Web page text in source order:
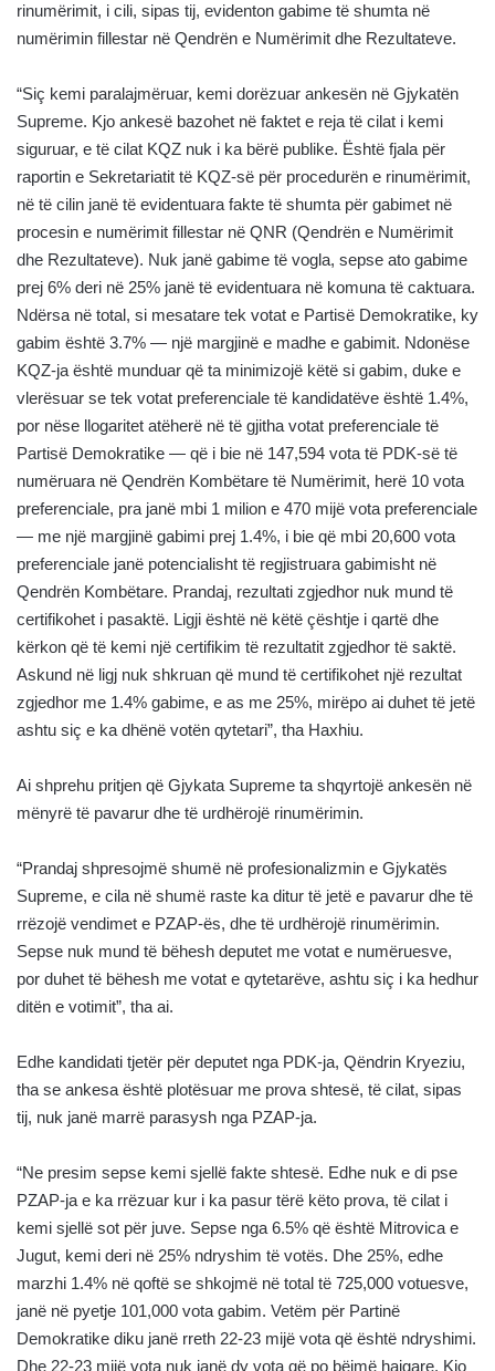
rinumërimit, i cili, sipas tij, evidenton gabime të shumta në
numërimin fillestar në Qendrën e Numërimit dhe Rezultateve.
“Siç kemi paralajmëruar, kemi dorëzuar ankesën në Gjykatën
Supreme. Kjo ankesë bazohet në faktet e reja të cilat i kemi
siguruar, e të cilat KQZ nuk i ka bërë publike. Është fjala për
raportin e Sekretariatit të KQZ-së për procedurën e rinumërimit,
në të cilin janë të evidentuara fakte të shumta për gabimet në
procesin e numërimit fillestar në QNR (Qendrën e Numërimit
dhe Rezultateve). Nuk janë gabime të vogla, sepse ato gabime
prej 6% deri në 25% janë të evidentuara në komuna të caktuara.
Ndërsa në total, si mesatare tek votat e Partisë Demokratike, ky
gabim është 3.7% — një margjinë e madhe e gabimit. Ndonëse
KQZ-ja është munduar që ta minimizojë këtë si gabim, duke e
vlerësuar se tek votat preferenciale të kandidatëve është 1.4%,
por nëse llogaritet atëherë në të gjitha votat preferenciale të
Partisë Demokratike — që i bie në 147,594 vota të PDK-së të
numëruara në Qendrën Kombëtare të Numërimit, herë 10 vota
preferenciale, pra janë mbi 1 milion e 470 mijë vota preferenciale
— me një margjinë gabimi prej 1.4%, i bie që mbi 20,600 vota
preferenciale janë potencialisht të regjistruara gabimisht në
Qendrën Kombëtare. Prandaj, rezultati zgjedhor nuk mund të
certifikohet i pasaktë. Ligji është në këtë çështje i qartë dhe
kërkon që të kemi një certifikim të rezultatit zgjedhor të saktë.
Askund në ligj nuk shkruan që mund të certifikohet një rezultat
zgjedhor me 1.4% gabime, e as me 25%, mirëpo ai duhet të jetë
ashtu siç e ka dhënë votën qytetari”, tha Haxhiu.
Ai shprehu pritjen që Gjykata Supreme ta shqyrtojë ankesën në
mënyrë të pavarur dhe të urdhërojë rinumërimin.
“Prandaj shpresojmë shumë në profesionalizmin e Gjykatës
Supreme, e cila në shumë raste ka ditur të jetë e pavarur dhe të
rrëzojë vendimet e PZAP-ës, dhe të urdhërojë rinumërimin.
Sepse nuk mund të bëhesh deputet me votat e numëruesve,
por duhet të bëhesh me votat e qytetarëve, ashtu siç i ka hedhur
ditën e votimit”, tha ai.
Edhe kandidati tjetër për deputet nga PDK-ja, Qëndrin Kryeziu,
tha se ankesa është plotësuar me prova shtesë, të cilat, sipas
tij, nuk janë marrë parasysh nga PZAP-ja.
“Ne presim sepse kemi sjellë fakte shtesë. Edhe nuk e di pse
PZAP-ja e ka rrëzuar kur i ka pasur tërë këto prova, të cilat i
kemi sjellë sot për juve. Sepse nga 6.5% që është Mitrovica e
Jugut, kemi deri në 25% ndryshim të votës. Dhe 25%, edhe
marzhi 1.4% në qoftë se shkojmë në total të 725,000 votuesve,
janë në pyetje 101,000 vota gabim. Vetëm për Partinë
Demokratike diku janë rreth 22-23 mijë vota që është ndryshimi.
Dhe 22-23 mijë vota nuk janë dy vota që po bëjmë hajgare. Kjo